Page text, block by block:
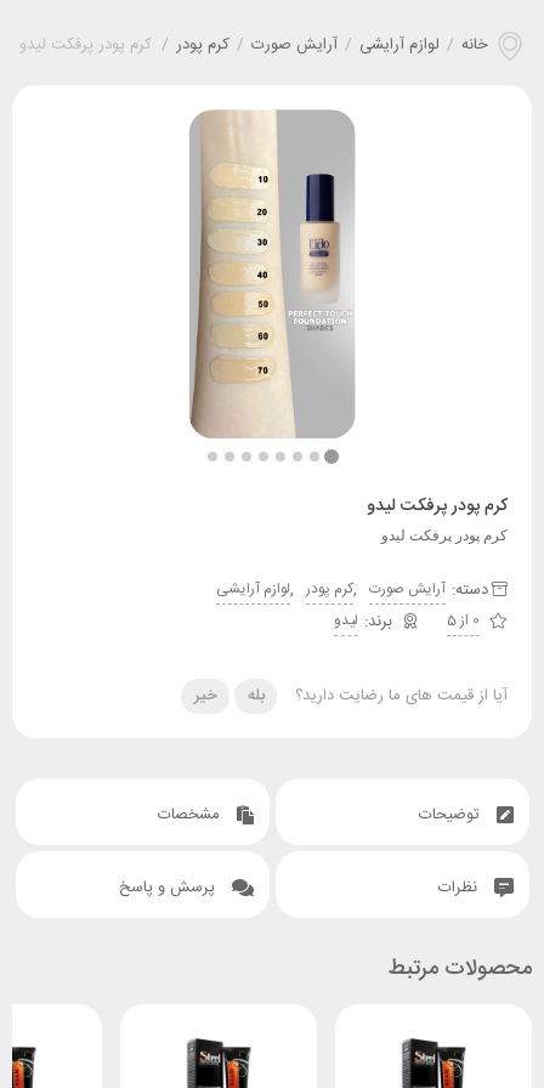
خانه / لوازم آرایشی / آرایش صورت / کرم پودر / کرم پودر پرفکت لیدو
کرم پودر پرفکت لیدو
کرم پودر پرفکت لیدو
دسته: آرایش صورت ,کرم پودر ,لوازم آرایشی
0 از 5
لیدو
آیا از قیمت های ما رضایت دارید؟ بله خیر
توضیحات مشخصات
نظرات پرسش و پاسخ
محصولات مرتبط